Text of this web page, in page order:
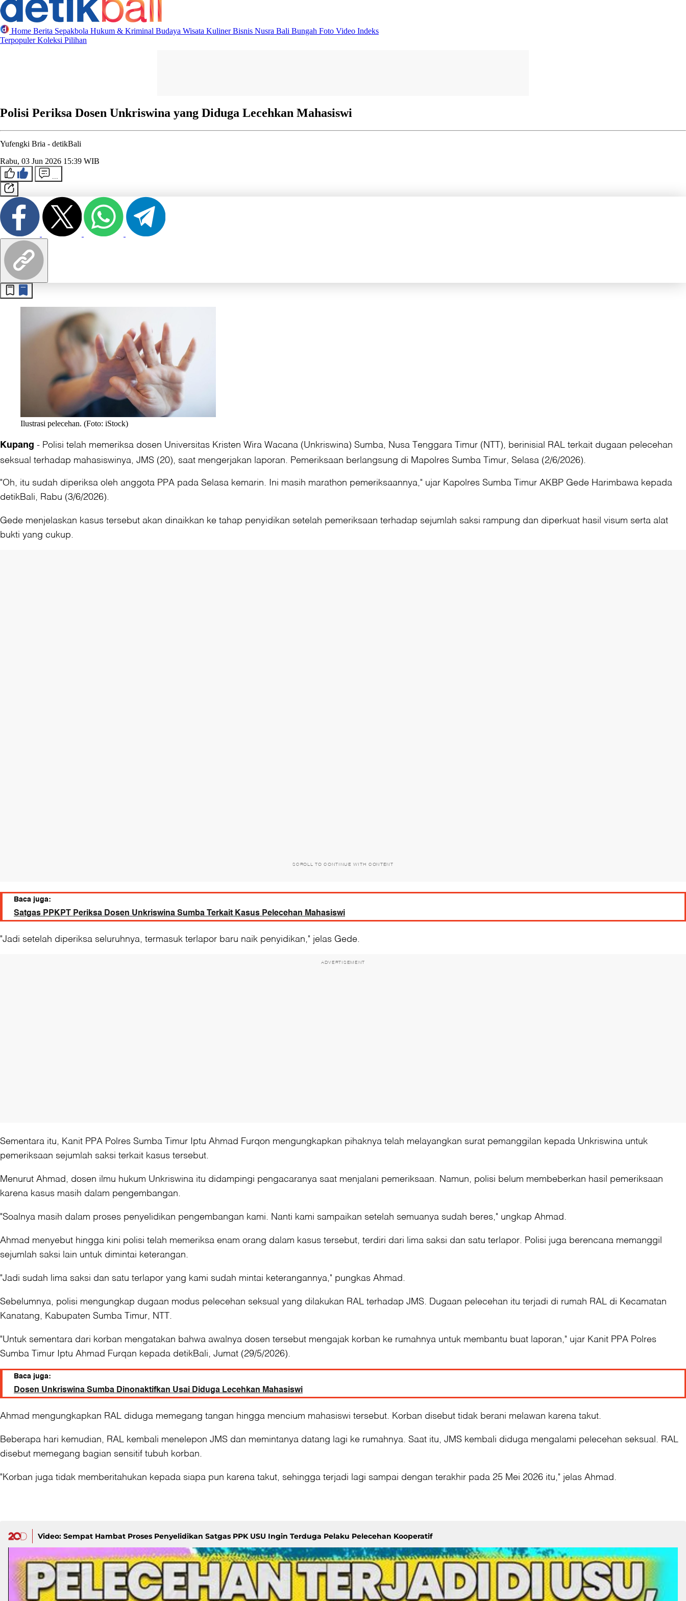
Home Berita Sepakbola Hukum & Kriminal Budaya Wisata KulinerBisnis Nusra Bali Bungah Foto Video Indeks
TerpopulerKoleksi Pilihan
Polisi Periksa Dosen Unkriswina yang Diduga Lecehkan Mahasiswi
Yufengki Bria - detikBali
Rabu, 03 Jun 2026 15:39 WIB
Ilustrasi pelecehan. (Foto: iStock)
Kupang - Polisi telah memeriksa dosen Universitas Kristen Wira Wacana (Unkriswina) Sumba, Nusa Tenggara Timur (NTT), berinisial RAL terkait dugaan pelecehan
seksual terhadap mahasiswinya, JMS (20), saat mengerjakan laporan. Pemeriksaan berlangsung di Mapolres Sumba Timur, Selasa (2/6/2026).
"Oh, itu sudah diperiksa oleh anggota PPA pada Selasa kemarin. Ini masih marathon pemeriksaannya," ujar Kapolres Sumba Timur AKBP Gede Harimbawa kepada
detikBali, Rabu (3/6/2026).
Gede menjelaskan kasus tersebut akan dinaikkan ke tahap penyidikan setelah pemeriksaan terhadap sejumlah saksi rampung dan diperkuat hasil visum serta alat
bukti yang cukup.
SCROLL TO CONTINUE WITH CONTENT
Baca juga:
Satgas PPKPT Periksa Dosen Unkriswina Sumba Terkait Kasus Pelecehan Mahasiswi
"Jadi setelah diperiksa seluruhnya, termasuk terlapor baru naik penyidikan," jelas Gede.
ADVERTISEMENT
Sementara itu, Kanit PPA Polres Sumba Timur Iptu Ahmad Furqon mengungkapkan pihaknya telah melayangkan surat pemanggilan kepada Unkriswina untuk
pemeriksaan sejumlah saksi terkait kasus tersebut.
Menurut Ahmad, dosen ilmu hukum Unkriswina itu didampingi pengacaranya saat menjalani pemeriksaan. Namun, polisi belum membeberkan hasil pemeriksaan
karena kasus masih dalam pengembangan.
"Soalnya masih dalam proses penyelidikan pengembangan kami. Nanti kami sampaikan setelah semuanya sudah beres," ungkap Ahmad.
Ahmad menyebut hingga kini polisi telah memeriksa enam orang dalam kasus tersebut, terdiri dari lima saksi dan satu terlapor. Polisi juga berencana memanggil
sejumlah saksi lain untuk dimintai keterangan.
"Jadi sudah lima saksi dan satu terlapor yang kami sudah mintai keterangannya," pungkas Ahmad.
Sebelumnya, polisi mengungkap dugaan modus pelecehan seksual yang dilakukan RAL terhadap JMS. Dugaan pelecehan itu terjadi di rumah RAL di Kecamatan
Kanatang, Kabupaten Sumba Timur, NTT.
"Untuk sementara dari korban mengatakan bahwa awalnya dosen tersebut mengajak korban ke rumahnya untuk membantu buat laporan," ujar Kanit PPA Polres
Sumba Timur Iptu Ahmad Furqan kepada detikBali, Jumat (29/5/2026).
Baca juga:
Dosen Unkriswina Sumba Dinonaktifkan Usai Diduga Lecehkan Mahasiswi
Ahmad mengungkapkan RAL diduga memegang tangan hingga mencium mahasiswi tersebut. Korban disebut tidak berani melawan karena takut.
Beberapa hari kemudian, RAL kembali menelepon JMS dan memintanya datang lagi ke rumahnya. Saat itu, JMS kembali diduga mengalami pelecehan seksual. RAL
disebut memegang bagian sensitif tubuh korban.
"Korban juga tidak memberitahukan kepada siapa pun karena takut, sehingga terjadi lagi sampai dengan terakhir pada 25 Mei 2026 itu," jelas Ahmad.
Video: Sempat Hambat Proses Penyelidikan Satgas PPK USU Ingin Terduga Pelaku Pelecehan Kooperatif